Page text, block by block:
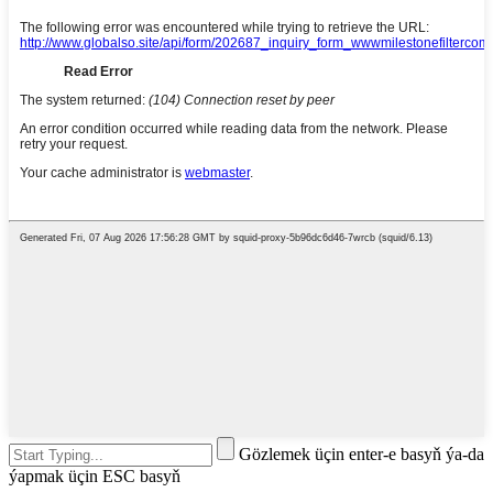
Gözlemek üçin enter-e basyň ýa-da
ýapmak üçin ESC basyň